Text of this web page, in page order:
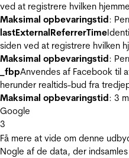
ved at registrere hvilken
Maksimal opbevaringstid:
lastExternalReferrerTime
siden ved at registrere hvilken
Maksimal opbevaringstid:
_fbpAnvendes af Facebook til
herunder realtids-bud fra
Maksimal opbevaringstid: 3
Google
3
Få mere at vide om denne
Nogle af de data, der